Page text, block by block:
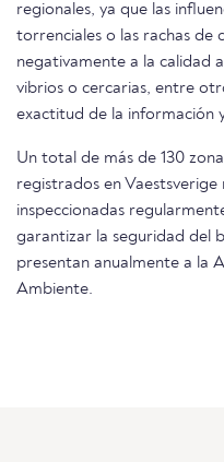
regionales, ya que las
torrenciales o las rachas de
negativamente a la calidad
vibrios o cercarias, entre
exactitud de la información
Un total de más de 130
registrados en
inspeccionadas
garantizar la seguridad del
presentan anualmente a la
Ambiente.